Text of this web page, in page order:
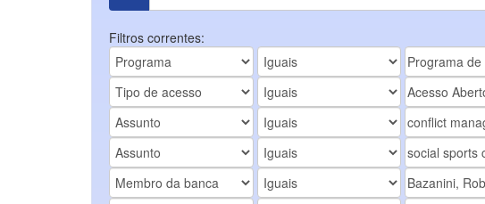
Filtros correntes: